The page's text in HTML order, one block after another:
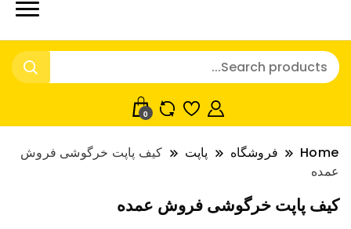
نایکر توی فروش عمده لوازم هالووین
ولن تاین کادویی کریسمس اکسسوری
خرید محصولات خاص فیجت اسباب بازی تراول ماگ نایکر
توی فروش عمده لوازم هالووین ولن تاین کادویی
کریسمس اکسسوری ماسک در واردات مستقیم
0
Home فروشگاه پاپت
کیف پاپت خرگوشی فروش
عمده
کیف پاپت خرگوشی فروش عمده